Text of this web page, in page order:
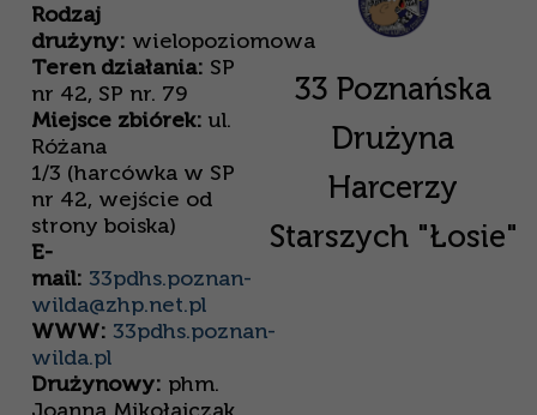
Rodzaj
drużyny: wielopoziomowa
Teren działania: SP
nr 42, SP nr. 79
Miejsce zbiórek: ul.
Różana
1/3 (harcówka w SP
nr 42, wejście od
strony boiska)
E-
mail: 33pdhs.poznan-
wilda@zhp.net.pl
WWW: 33pdhs.poznan-
wilda.pl
Drużynowy: phm.
33 Poznańska
Drużyna
Harcerzy
Starszych "Łosie"